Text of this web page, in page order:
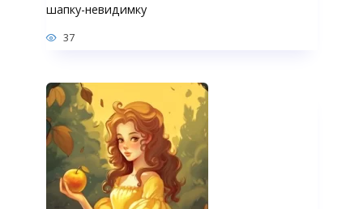
шапку-невидимку
37